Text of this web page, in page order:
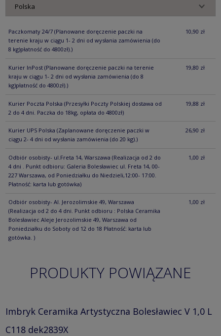
Paczkomaty 24/7 (Planowane doręczenie paczki na
terenie kraju w ciągu 1- 2 dni od wysłania zamówienia (do
8 kg)płatność do 4800zł).)
10,90 zł
Kurier InPost (Planowane doręczenie paczki na terenie
kraju w ciągu 1- 2 dni od wysłania zamówienia (do 8
kg)płatność do 4800zł).)
19,80 zł
Kurier Poczta Polska (Przesyłki Poczty Polskiej dostawa od
2 do 4 dni. Paczka do 18kg, opłata do 4800zł)
19,88 zł
Kurier UPS Polska (Zaplanowane doręczenie paczki w
ciągu 2- 4 dni od wysłania zamówienia (do 20 kg).)
26,90 zł
Odbiór osobisty- ul.Freta 14, Warszawa (Realizacja od 2 do
4 dni . Punkt odbioru: Galeria Bolesławiec ul. Freta 14, 00-
227 Warszawa, od Poniedziałku do Niedzieli,12:00- 17:00.
Płatność: karta lub gotówka)
1,00 zł
Odbiór osobisty- Al. Jerozolimskie 49, Warszawa
(Realizacja od 2 do 4 dni. Punkt odbioru : Polska Ceramika
Bolesławiec Aleje Jerozolimskie 49, Warszawa od
Poniedziałku do Soboty od 12 do 18 Płatność: karta lub
gotówka. )
1,00 zł
PRODUKTY POWIĄZANE
Imbryk Ceramika Artystyczna Bolesławiec V 1,0 L
C118 dek2839X